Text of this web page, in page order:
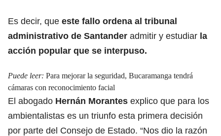
Es decir, que este fallo ordena al tribunal
administrativo de Santander admitir y estudiar la
acción popular que se interpuso.
Puede leer: Para mejorar la seguridad, Bucaramanga tendrá
cámaras con reconocimiento facial
El abogado Hernán Morantes explico que para los
ambientalistas es un triunfo esta primera decisión
por parte del Consejo de Estado. “Nos dio la razón